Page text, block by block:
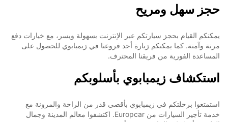
حجز سهل ومريح
يمكنكم القيام بحجز سيارتكم عبر الإنترنت بسهولة ويسر، مع خيارات دفع
مرنة وآمنة. كما يمكنكم زيارة أحد فروعنا في زيمبابوي للحصول على
المساعدة الفورية من فريقنا المحترف.
استكشاف زيمبابوي بأسلوبكم
استمتعوا برحلتكم في زيمبابوي بأقصى قدر من الراحة والمرونة مع
خدمة تأجير السيارات من Europcar. اكتشفوا معالم المدينة وجمال